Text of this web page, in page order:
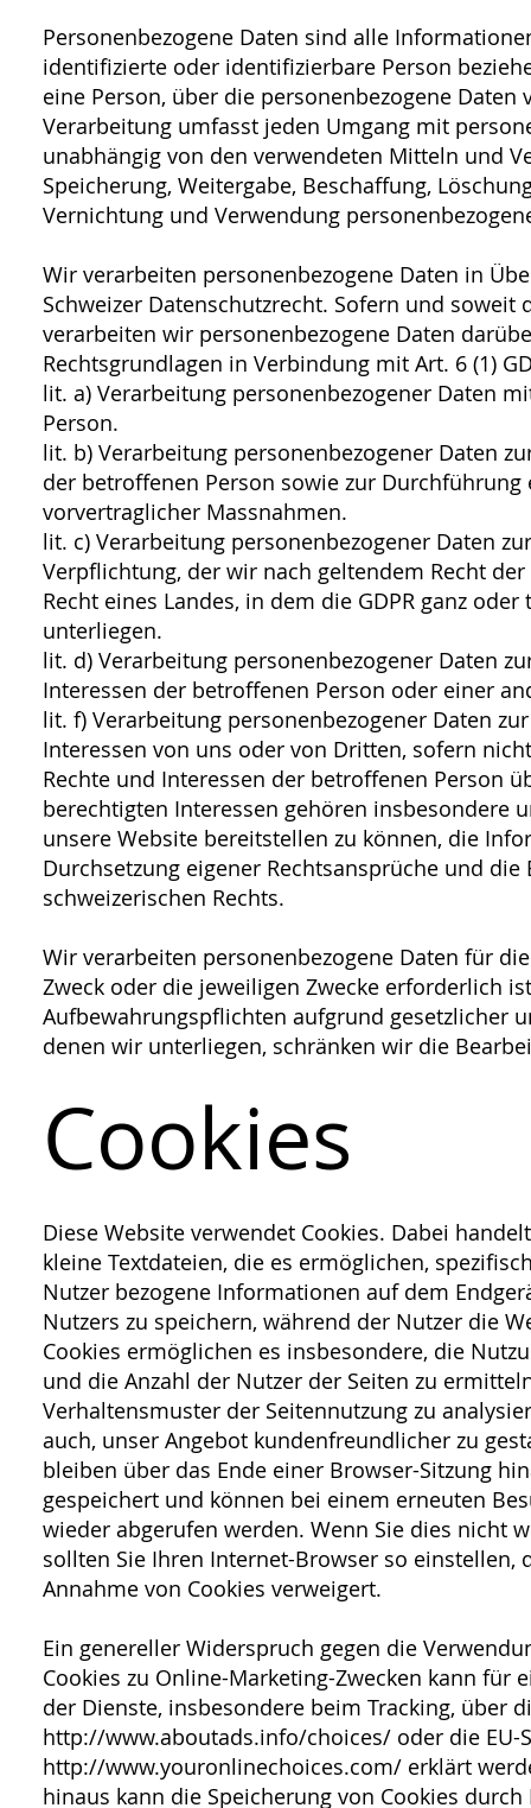
Personenbezogene Daten sind alle
identifizierte oder identifizierbare Person
eine Person, über die personenbezogene Daten
Verarbeitung umfasst jeden Umgang mit
unabhängig von den verwendeten Mitteln und
Speicherung, Weitergabe, Beschaffung,
Vernichtung und Verwendung
Wir verarbeiten personenbezogene Daten in
Schweizer Datenschutzrecht. Sofern und soweit
verarbeiten wir personenbezogene Daten
Rechtsgrundlagen in Verbindung mit Art. 6 (1)
lit. a) Verarbeitung personenbezogener Daten
Person.
lit. b) Verarbeitung personenbezogener Daten
der betroffenen Person sowie zur Durchführung
vorvertraglicher Massnahmen.
lit. c) Verarbeitung personenbezogener Daten
Verpflichtung, der wir nach geltendem Recht
Recht eines Landes, in dem die GDPR ganz
unterliegen.
lit. d) Verarbeitung personenbezogener Daten
Interessen der betroffenen Person oder einer
lit. f) Verarbeitung personenbezogener Daten
Interessen von uns oder von Dritten, sofern
Rechte und Interessen der betroffenen Person
berechtigten Interessen gehören insbesondere
unsere Website bereitstellen zu können, die
Durchsetzung eigener Rechtsansprüche und die
schweizerischen Rechts.
Wir verarbeiten personenbezogene Daten für
Zweck oder die jeweiligen Zwecke erforderlich
Aufbewahrungspflichten aufgrund gesetzlicher
denen wir unterliegen, schränken wir die
Diese Website verwendet Cookies. Dabei
kleine Textdateien, die es ermöglichen,
Nutzer bezogene Informationen auf dem
Nutzers zu speichern, während der Nutzer die
Cookies ermöglichen es insbesondere, die
und die Anzahl der Nutzer der Seiten zu
Verhaltensmuster der Seitennutzung zu
auch, unser Angebot kundenfreundlicher zu
bleiben über das Ende einer Browser-Sitzung
gespeichert und können bei einem erneuten
wieder abgerufen werden. Wenn Sie dies nicht
sollten Sie Ihren Internet-Browser so einstellen,
Annahme von Cookies verweigert.
Ein genereller Widerspruch gegen die
Cookies zu Online-Marketing-Zwecken kann für
der Dienste, insbesondere beim Tracking, über
http://www.aboutads.info/choices/ oder die EU-
http://www.youronlinechoices.com/ erklärt
hinaus kann die Speicherung von Cookies
Cookies